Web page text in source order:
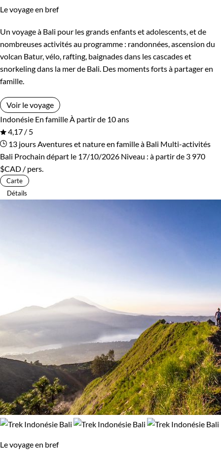
Le voyage en bref
Un voyage à Bali pour les grands enfants et adolescents, et de
nombreuses activités au programme : randonnées, ascension du
volcan Batur, vélo, rafting, baignades dans les cascades et
snorkeling dans la mer de Bali. Des moments forts à partager en
famille.
Voir le voyage
Indonésie En famille À partir de 10 ans
4,17 / 5
13 jours Aventures et nature en famille à Bali Multi-activités
Bali Prochain départ le 17/10/2026 Niveau : à partir de 3 970
$CAD / pers.
Carte
Détails
Le voyage en bref